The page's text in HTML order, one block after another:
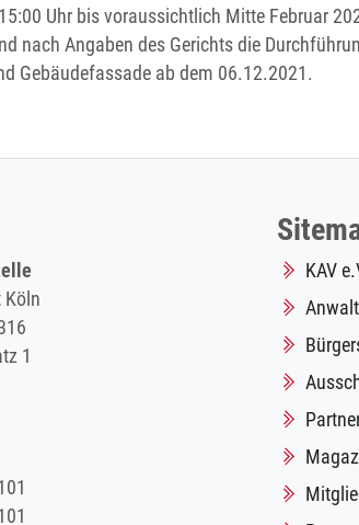
Uhr bis voraussichtlich Mitte Februar
nach Angaben des Gerichts die
Gebäudefassade ab dem 06.12.2021.
Köln
1
KAV